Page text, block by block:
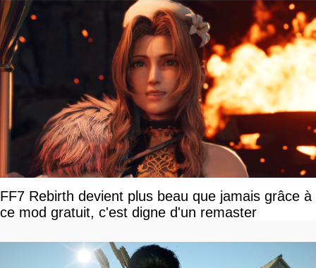
FF7 Rebirth devient plus beau que jamais grâce à
ce mod gratuit, c'est digne d'un remaster